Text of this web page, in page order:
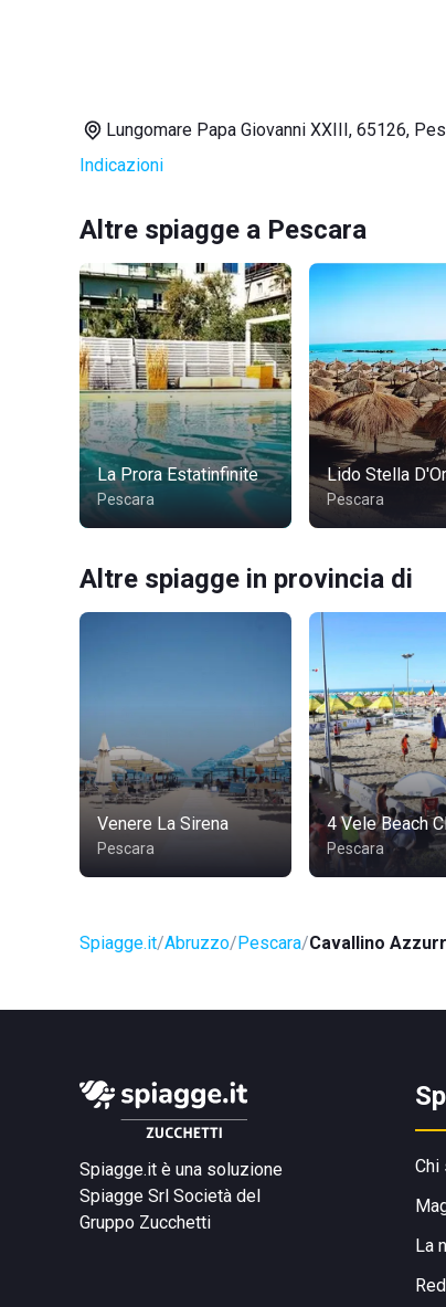
Lungomare Papa Giovanni XXIII, 65126,
Indicazioni
Altre spiagge a Pescara
La Prora Estatinfinite
Pescara
Lido Stella
Pescara
Altre spiagge in provincia di
Venere La Sirena
Pescara
4 Vele Beach
Pescara
Spiagge.it Abruzzo Pescara Cavallino
Spiagge.it è una soluzione
Spiagge Srl Società del
Gruppo Zucchetti
Chi
La